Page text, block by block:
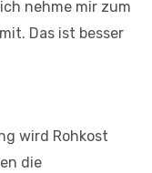
nehme mir zum
Das ist besser
wird Rohkost
die